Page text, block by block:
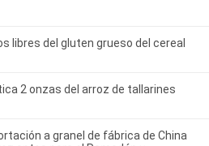
libres del gluten grueso del cereal
2 onzas del arroz de tallarines
a granel de fábrica de China